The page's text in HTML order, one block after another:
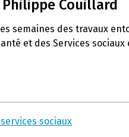
Couillard
semaines des travaux
et des Services
sociaux